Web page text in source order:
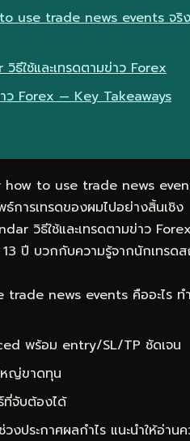
use trade news events จริ
ใช้และเทรดตามข่าว Forex
ว Forex — Key Takeaways
how to use trade news
การเทรดของผมไปอย่างสิ้นเชิง
วิธีใช้และเทรดตามข่าว
ปี บวกกับความรู้จากนักเทรดส
news events คืออะไร ท
พร้อม entry/SL/TP ชัดเจน
หญ่ขาดทุน
จับต้องได้
งประกาศผลกำไร แนะนำให้อ่าน